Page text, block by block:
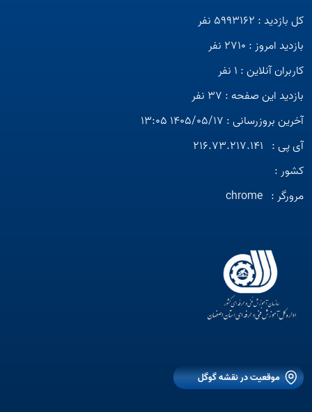
کل بازدید : 5993162 نفر
بازدید امروز : 2710 نفر
کاربران آنلاین : 1 نفر
بازدید این صفحه : 37 نفر
آخرین بروزرسانی : 1405/05/17 13:05
آی پی : 216.73.217.141
کشور :
مرورگر : chrome
موقعیت در نقشه گوگل